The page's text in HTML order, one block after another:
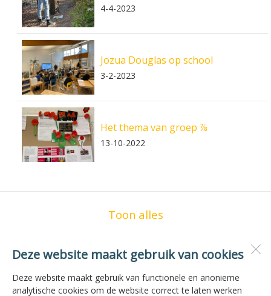
Deze website maakt gebruik van cookies
Deze website maakt gebruik van functionele en anonieme
analytische cookies om de website correct te laten werken
4-4-2023
Jozua Douglas op school
3-2-2023
Het thema van groep ⅞
13-10-2022
Toon alles
OBS de Zilvermeeuw
1771 JG Wieringerwerf